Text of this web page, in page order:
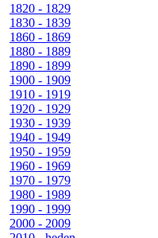
1820 - 1829
1830 - 1839
1860 - 1869
1880 - 1889
1890 - 1899
1900 - 1909
1910 - 1919
1920 - 1929
1930 - 1939
1940 - 1949
1950 - 1959
1960 - 1969
1970 - 1979
1980 - 1989
1990 - 1999
2000 - 2009